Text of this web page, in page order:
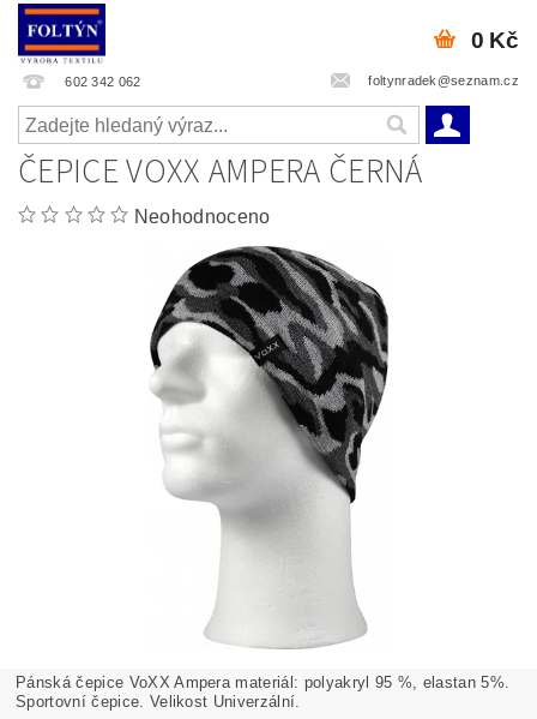
602 342 062 foltynradek@seznam.cz
0 Kč
ČEPICE VOXX AMPERA ČERNÁ
Neohodnoceno
Pánská čepice VoXX Ampera materiál: polyakryl 95 %, elastan 5%.
Sportovní čepice. Velikost Univerzální.